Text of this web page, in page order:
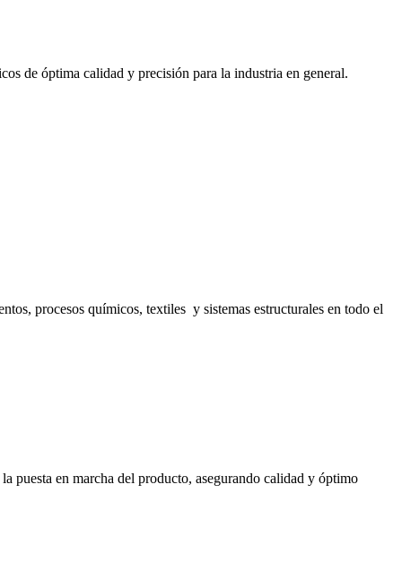
de óptima calidad y precisión para la industria en general.
procesos químicos, textiles y sistemas estructurales en todo el
puesta en marcha del producto, asegurando calidad y óptimo